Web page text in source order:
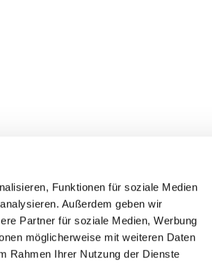
Funktionen für soziale Medien
Außerdem geben wir
Partner für soziale Medien, Werbung
möglicherweise mit weiteren Daten
Rahmen Ihrer Nutzung der Dienste